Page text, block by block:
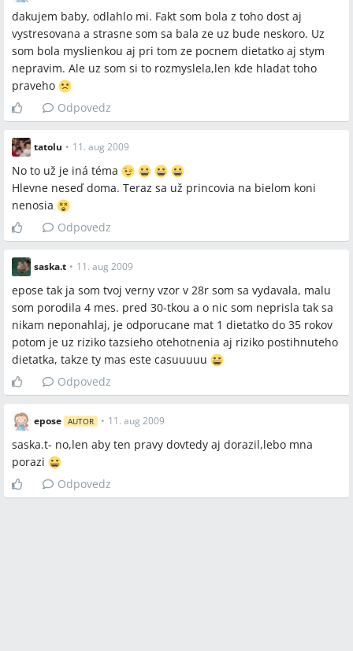
dakujem baby, odlahlo mi. Fakt som bola z toho dost aj
vystresovana a strasne som sa bala ze uz bude neskoro. Uz
som bola myslienkou aj pri tom ze pocnem dietatko aj stym
nepravim. Ale uz som si to rozmyslela,len kde hladat toho
praveho
Odpovedz
tatolu • 11. aug 2009
No to už je iná téma
Hlevne neseď doma. Teraz sa už princovia na bielom koni
nenosia
Odpovedz
saska.t • 11. aug 2009
epose tak ja som tvoj verny vzor v 28r som sa vydavala, malu
som porodila 4 mes. pred 30-tkou a o nic som neprisla tak sa
nikam neponahlaj, je odporucane mat 1 dietatko do 35 rokov
potom je uz riziko tazsieho otehotnenia aj riziko postihnuteho
dietatka, takze ty mas este casuuuuu
Odpovedz
epose AUTOR • 11. aug 2009
saska.t- no,len aby ten pravy dovtedy aj dorazil,lebo mna
porazi
Odpovedz